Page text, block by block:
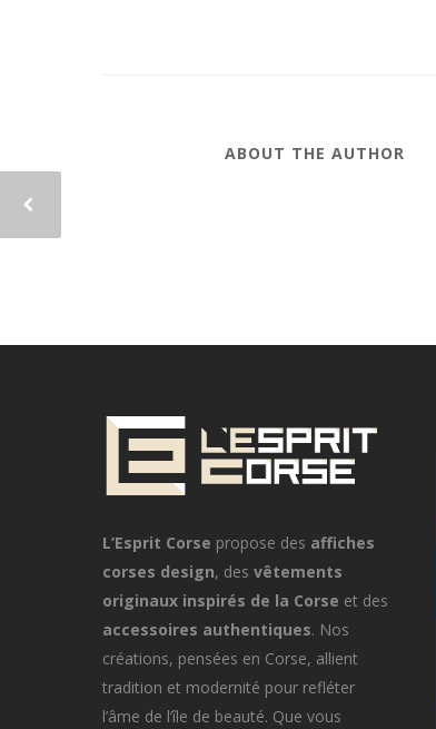
ABOUT THE AUTHOR
L’Esprit Corse propose des affiches
corses design, des vêtements
originaux inspirés de la Corse et des
accessoires authentiques. Nos
créations, pensées en Corse, allient
tradition et modernité pour refléter
l’âme de l’île de beauté. Que vous